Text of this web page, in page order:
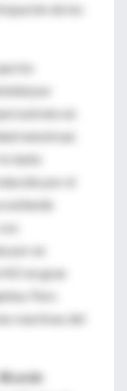
de los
los
por
sustrato en
menstrual,
tanto
por el
extiende
por un
en gran
Pero
reactivas del